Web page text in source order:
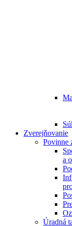
Zverejňovanie
Povinne
a
Úradná